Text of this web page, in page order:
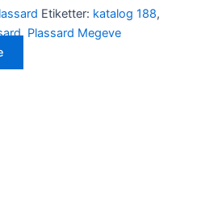
Etiketter: katalog 188,
, Plassard Megeve